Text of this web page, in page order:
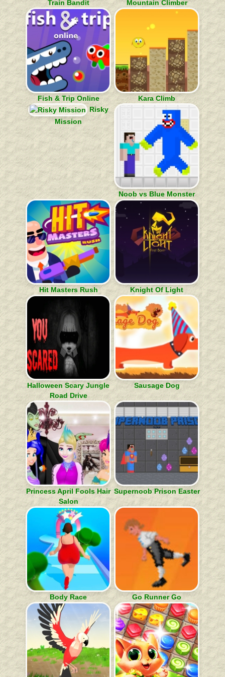
Train Bandit Mountain Climber
Fish & Trip Online
Kara Climb
Risky
Mission
Noob vs Blue Monster
Hit Masters Rush Knight Of Light
Halloween Scary Jungle
Road Drive
Sausage Dog
Princess April Fools Hair
Salon
Supernoob Prison Easter
Body Race Go Runner Go